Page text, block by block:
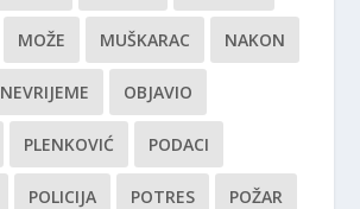
MOŽE MUŠKARAC NAKON
NEVRIJEME OBJAVIO
PLENKOVIĆ PODACI
POLICIJA POTRES POŽAR